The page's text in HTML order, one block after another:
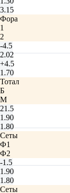
3.15
Фора
1
2
-4.5
2.02
+4.5
1.70
Тотал
Б
М
21.5
1.90
1.80
Сеты
Ф1
Ф2
-1.5
1.90
1.80
Сеты